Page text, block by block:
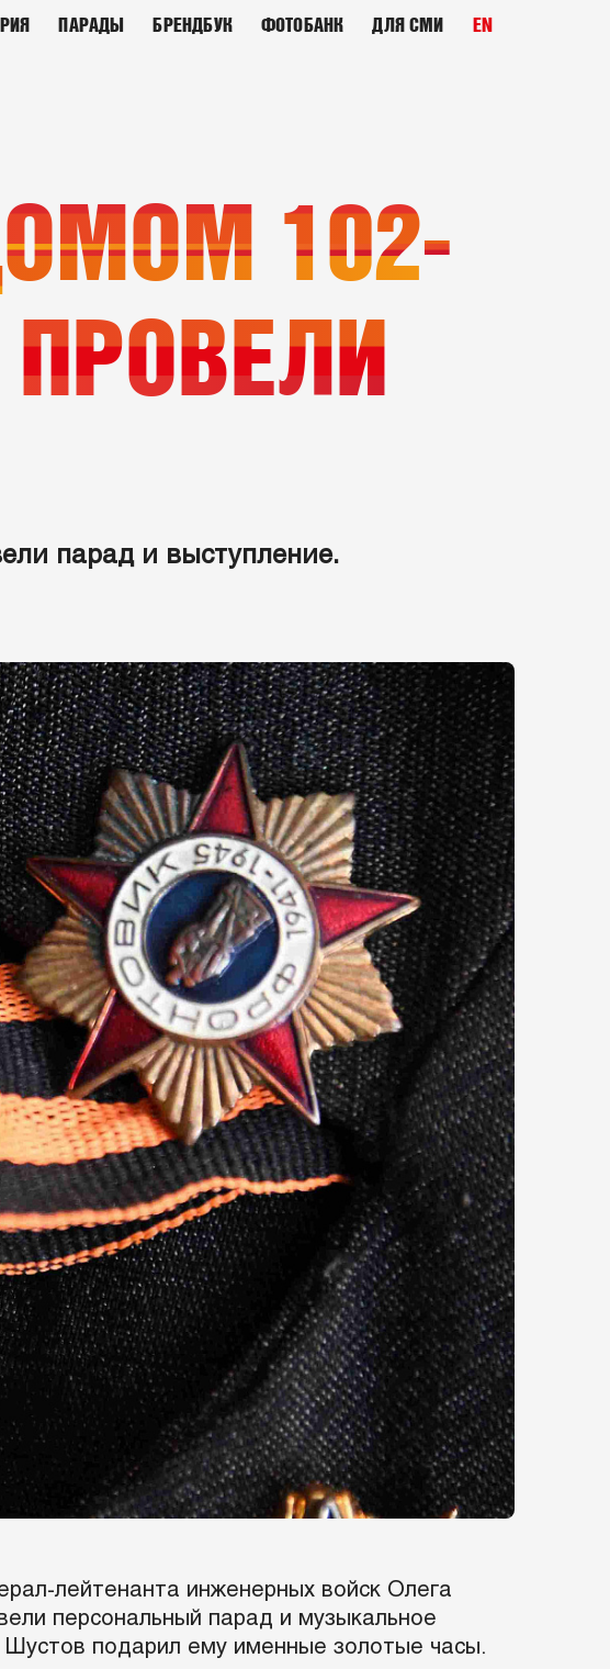
ПАРАДЫ БРЕНДБУК ФОТОБАНК ДЛЯ СМИ EN
102-
ПРОВЕЛИ
парад и выступление.
лейтенанта инженерных войск Олега
персональный парад и музыкальное
Шустов подарил ему именные золотые часы.